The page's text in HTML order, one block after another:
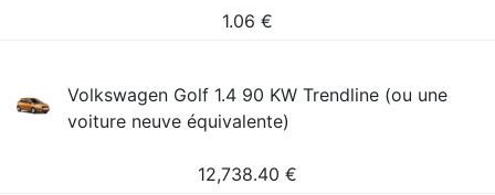
1.06 €
Volkswagen Golf 1.4 90 KW Trendline (ou une
voiture neuve équivalente)
12,738.40 €